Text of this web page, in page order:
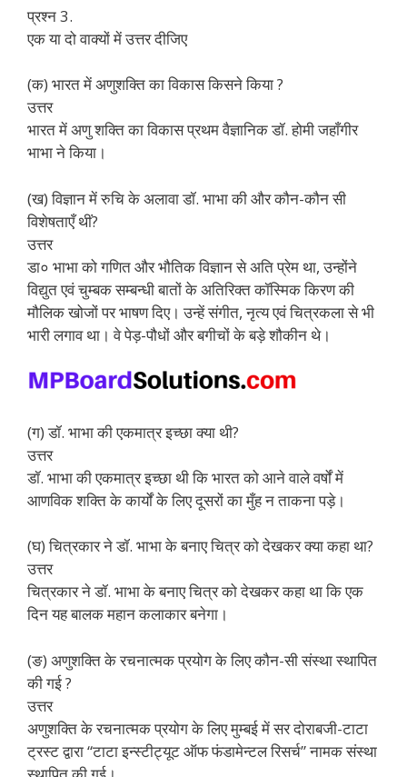
प्रश्न 3.
एक या दो वाक्यों में उत्तर दीजिए
(क) भारत में अणुशक्ति का विकास किसने किया ?
उत्तर
भारत में अणु शक्ति का विकास प्रथम वैज्ञानिक डॉ. होमी जहाँगीर
भाभा ने किया।
(ख) विज्ञान में रुचि के अलावा डॉ. भाभा की और कौन-कौन सी
विशेषताएँ थीं?
उत्तर
डा० भाभा को गणित और भौतिक विज्ञान से अति प्रेम था, उन्होंने
विद्युत एवं चुम्बक सम्बन्धी बातों के अतिरिक्त कॉस्मिक किरण की
मौलिक खोजों पर भाषण दिए। उन्हें संगीत, नृत्य एवं चित्रकला से भी
भारी लगाव था। वे पेड़-पौधों और बगीचों के बड़े शौकीन थे।
(ग) डॉ. भाभा की एकमात्र इच्छा क्या थी?
उत्तर
डॉ. भाभा की एकमात्र इच्छा थी कि भारत को आने वाले वर्षों में
आणविक शक्ति के कार्यों के लिए दूसरों का मुँह न ताकना पड़े।
(घ) चित्रकार ने डॉ. भाभा के बनाए चित्र को देखकर क्या कहा था?
उत्तर
चित्रकार ने डॉ. भाभा के बनाए चित्र को देखकर कहा था कि एक
दिन यह बालक महान कलाकार बनेगा।
(ङ) अणुशक्ति के रचनात्मक प्रयोग के लिए कौन-सी संस्था स्थापित
की गई ?
उत्तर
अणुशक्ति के रचनात्मक प्रयोग के लिए मुम्बई में सर दोराबजी-टाटा
ट्रस्ट द्वारा “टाटा इन्स्टीट्यूट ऑफ फंडामेन्टल रिसर्च” नामक संस्था